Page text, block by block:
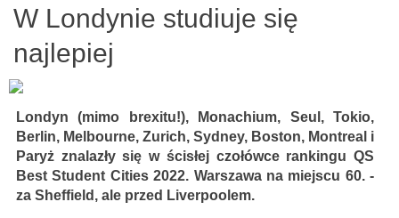
W Londynie studiuje się
najlepiej
Londyn (mimo brexitu!), Monachium, Seul, Tokio,
Berlin, Melbourne, Zurich, Sydney, Boston, Montreal i
Paryż znalazły się w ścisłej czołówce rankingu QS
Best Student Cities 2022. Warszawa na miejscu 60. -
za Sheffield, ale przed Liverpoolem.